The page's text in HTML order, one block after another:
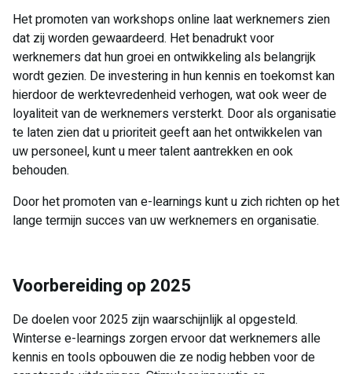
Het promoten van workshops online laat werknemers zien
dat zij worden gewaardeerd. Het benadrukt voor
werknemers dat hun groei en ontwikkeling als belangrijk
wordt gezien. De investering in hun kennis en toekomst kan
hierdoor de werktevredenheid verhogen, wat ook weer de
loyaliteit van de werknemers versterkt. Door als organisatie
te laten zien dat u prioriteit geeft aan het ontwikkelen van
uw personeel, kunt u meer talent aantrekken en ook
behouden.
Door het promoten van e-learnings kunt u zich richten op het
lange termijn succes van uw werknemers en organisatie.
Voorbereiding op 2025
De doelen voor 2025 zijn waarschijnlijk al opgesteld.
Winterse e-learnings zorgen ervoor dat werknemers alle
kennis en tools opbouwen die ze nodig hebben voor de